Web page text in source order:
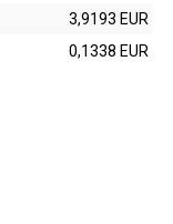
3,9193 EUR
0,1338 EUR